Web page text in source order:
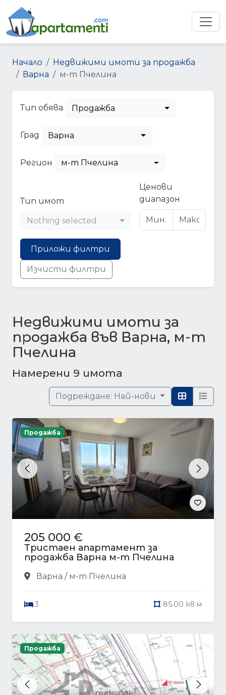
Начало
Недвижими имоти за продажба
Варна
м-т Пчелина
Тип обява Продажба
Град Варна
Регион м-т Пчелина
Тип имот
Nothing selected
Ценови
диапазон
Приложи филтри
Изчисти филтри
Недвижими имоти за
продажба във Варна, м-т
Пчелина
Намерени 9 имота
Подреждане: Най-нови
Previous Next
Продажба
205 000 €
Тристаен апартамент за
продажба Варна м-т Пчелина
Варна / м-т Пчелина
3 85.00 кв.м
Previous Next
Продажба